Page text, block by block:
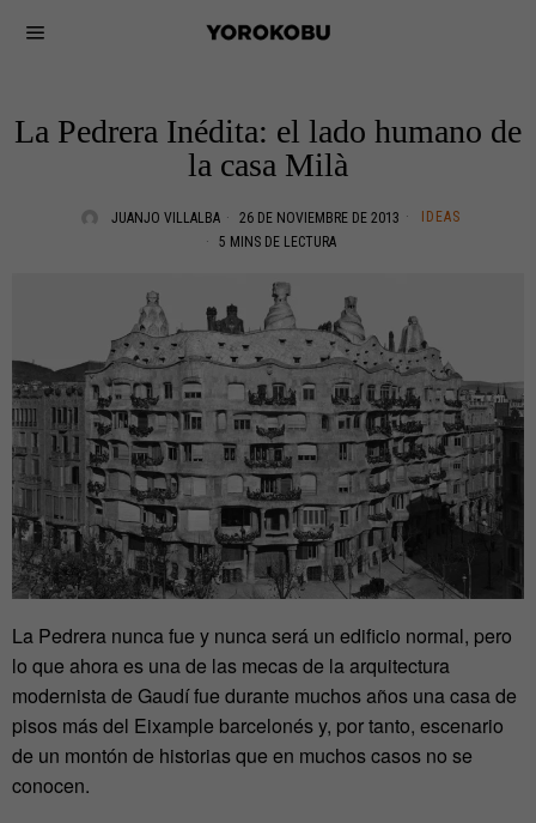
La Pedrera Inédita: el lado humano de
la casa Milà
JUANJO VILLALBA 26 DE NOVIEMBRE DE 2013
IDEAS
5 MINS DE LECTURA
La Pedrera nunca fue y nunca será un edificio normal, pero
lo que ahora es una de las mecas de la arquitectura
modernista de Gaudí fue durante muchos años una casa de
pisos más del Eixample barcelonés y, por tanto, escenario
de un montón de historias que en muchos casos no se
conocen.